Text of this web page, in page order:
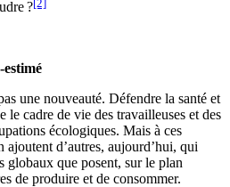
?
une nouveauté. Défendre la santé et
le cadre de vie des travailleuses et des
écologiques. Mais à ces
ajoutent d’autres, aujourd’hui, qui
globaux que posent, sur le plan
de produire et de consommer.